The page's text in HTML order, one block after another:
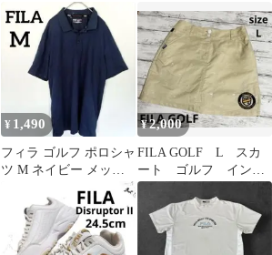
23.5cm
豹柄 レオパード レディ
ースM
¥ 1,490
フィラ ゴルフ ポロシャ
ツ M ネイビー メッシ
ュ 速乾 メンズ 半袖 良
¥2,000
FILA GOLF L スカ
ート ゴルフ インナ
ー一体型 ベージュ
フィラゴルフ